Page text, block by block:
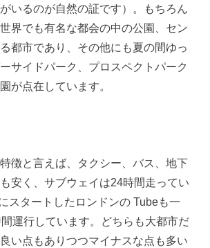
いるのが自然の証です）。もちろん
界でも有名な都会の中の公園、セン
都市であり、その他にも夏の間ゆっ
サイドパーク、プロスペクトパーク
が点在しています。
徴と言えば、タクシー、バス、地下
安く、サブウェイは24時間走ってい
スタートしたロンドンの Tubeも一
運行しています。どちらも大都市だ
い点もありつつマイナスな点も多い